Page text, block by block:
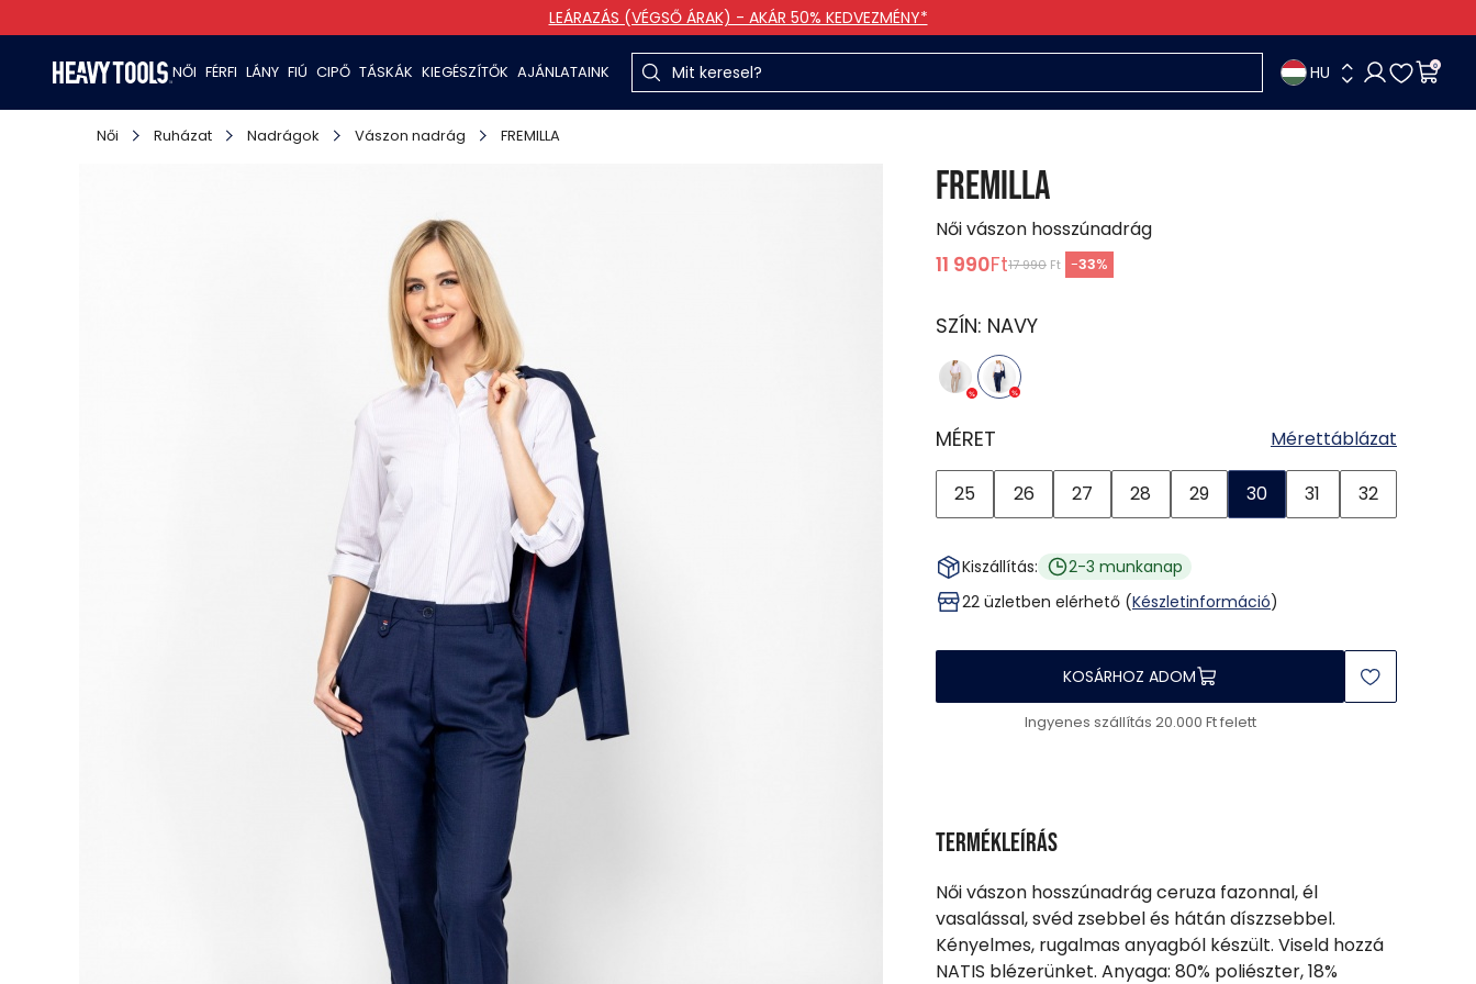
LEÁRAZÁS (VÉGSŐ ÁRAK) - AKÁR 50% KEDVEZMÉNY*
NŐI FÉRFI LÁNY FIÚ CIPŐ TÁSKÁK KIEGÉSZÍTŐK AJÁNLATAINK HU 0
Női Ruházat Nadrágok Vászon nadrág FREMILLA
FREMILLA
Női vászon hosszúnadrág
11 990Ft17 990 Ft -33%
SZÍN: NAVY
MÉRET Mérettáblázat
25 26 27 28 29 30 31 32
Kiszállítás:
2-3 munkanap
22 üzletben elérhető (Készletinformáció)
KOSÁRHOZ ADOM
Ingyenes szállítás 20.000 Ft felett
Termékleírás
Női vászon hosszúnadrág ceruza fazonnal, él
vasalással, svéd zsebbel és hátán díszzsebbel.
Kényelmes, rugalmas anyagból készült. Viseld hozzá
NATIS blézerünket. Anyaga: 80% poliészter, 18%